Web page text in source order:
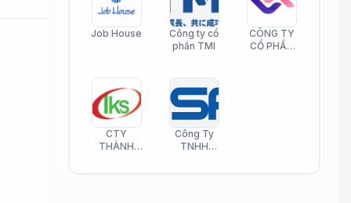
Job House
Công ty cổ
phần TMI
CÔNG TY
CỔ PHẦN
CTY
THÀNH
PHAMATECH
Công Ty
TNHH
Phần Mềm